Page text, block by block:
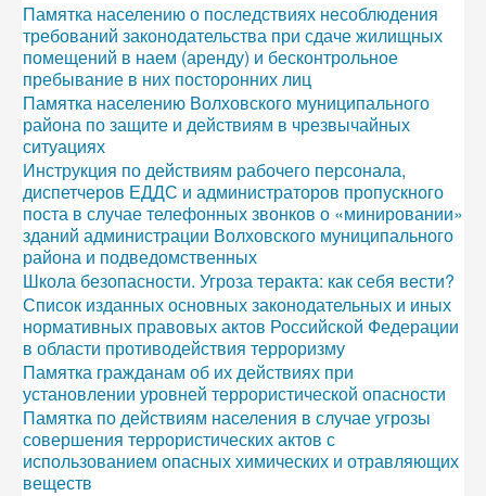
Памятка населению о последствиях несоблюдения
требований законодательства при сдаче жилищных
помещений в наем (аренду) и бесконтрольное
пребывание в них посторонних лиц
Памятка населению Волховского муниципального
района по защите и действиям в чрезвычайных
ситуациях
Инструкция по действиям рабочего персонала,
диспетчеров ЕДДС и администраторов пропускного
поста в случае телефонных звонков о «минировании»
зданий администрации Волховского муниципального
района и подведомственных
Школа безопасности. Угроза теракта: как себя вести?
Список изданных основных законодательных и иных
нормативных правовых актов Российской Федерации
в области противодействия терроризму
Памятка гражданам об их действиях при
установлении уровней террористической опасности
Памятка по действиям населения в случае угрозы
совершения террористических актов с
использованием опасных химических и отравляющих
веществ